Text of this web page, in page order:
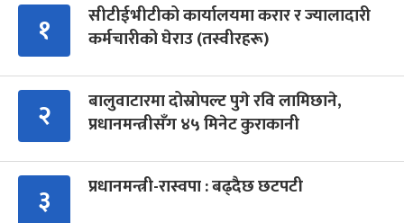
१
सीटीईभीटीको कार्यालयमा करार र ज्यालादारी
कर्मचारीको घेराउ (तस्वीरहरू)
२
बालुवाटारमा दोस्रोपल्ट पुगे रवि लामिछाने,
प्रधानमन्त्रीसँग ४५ मिनेट कुराकानी
३ प्रधानमन्त्री-रास्वपा : बढ्दैछ छटपटी